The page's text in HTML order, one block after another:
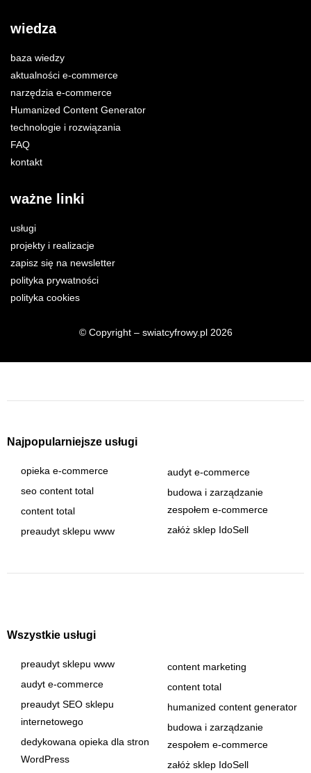
wiedza
baza wiedzy
aktualności e-commerce
narzędzia e-commerce
Humanized Content Generator
technologie i rozwiązania
FAQ
kontakt
ważne linki
usługi
projekty i realizacje
zapisz się na newsletter
polityka prywatności
polityka cookies
© Copyright – swiatcyfrowy.pl 2026
Najpopularniejsze usługi
opieka e-commerce
seo content total
content total
preaudyt sklepu www
audyt e-commerce
budowa i zarządzanie
zespołem e-commerce
załóż sklep IdoSell
Wszystkie usługi
preaudyt sklepu www
audyt e-commerce
preaudyt SEO sklepu
internetowego
dedykowana opieka dla stron
WordPress
content marketing
content total
humanized content generator
budowa i zarządzanie
zespołem e-commerce
załóż sklep IdoSell